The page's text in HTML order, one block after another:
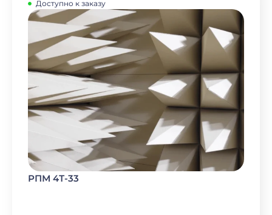
Доступно к заказу
РПМ 4Т-33